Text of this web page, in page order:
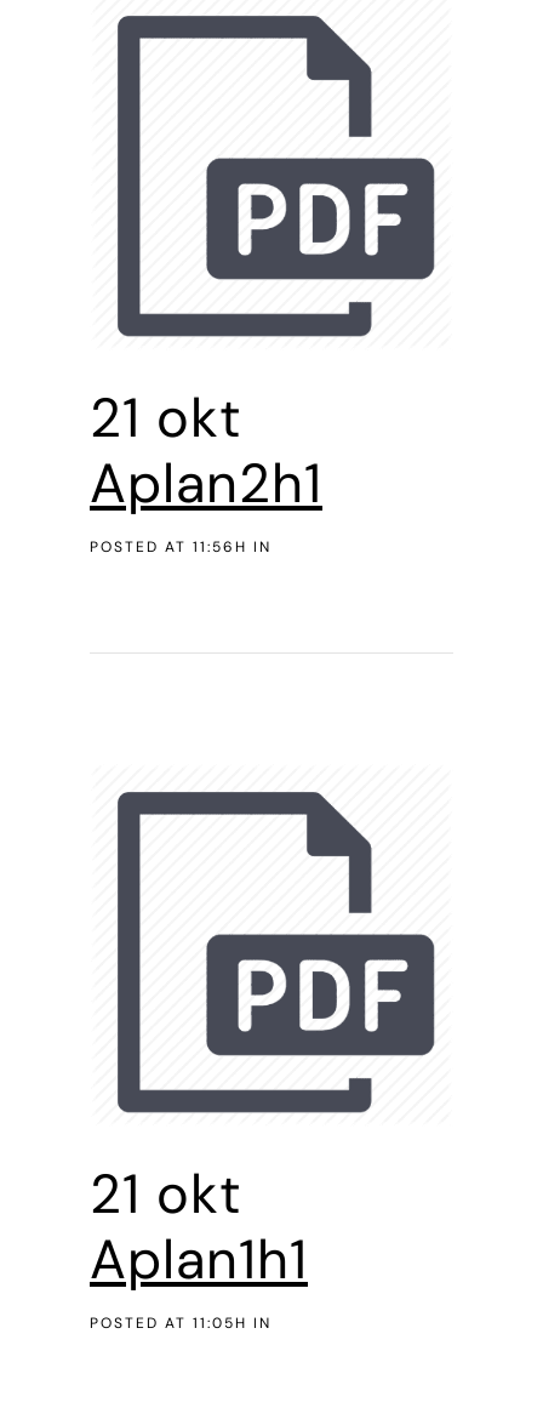
21 okt
Aplan2h1
POSTED AT 11:56H IN
21 okt
Aplan1h1
POSTED AT 11:05H IN